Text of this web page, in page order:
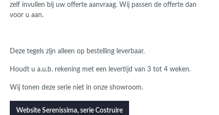
zelf invullen bij uw offerte aanvraag. Wij passen de offerte dan
voor u aan.
Deze tegels zijn alleen op bestelling leverbaar.
Houdt u a.u.b. rekening met een levertijd van 3 tot 4 weken.
Wij tonen deze serie niet in onze showroom.
Website Serenissima, serie Costruire